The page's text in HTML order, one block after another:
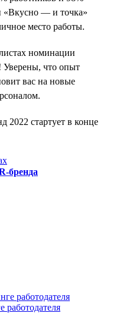
«Вкусно — и точка»
место работы.
номинации
Уверены, что опыт
вас на новые
2022 стартует в конце
бренда
работодателя